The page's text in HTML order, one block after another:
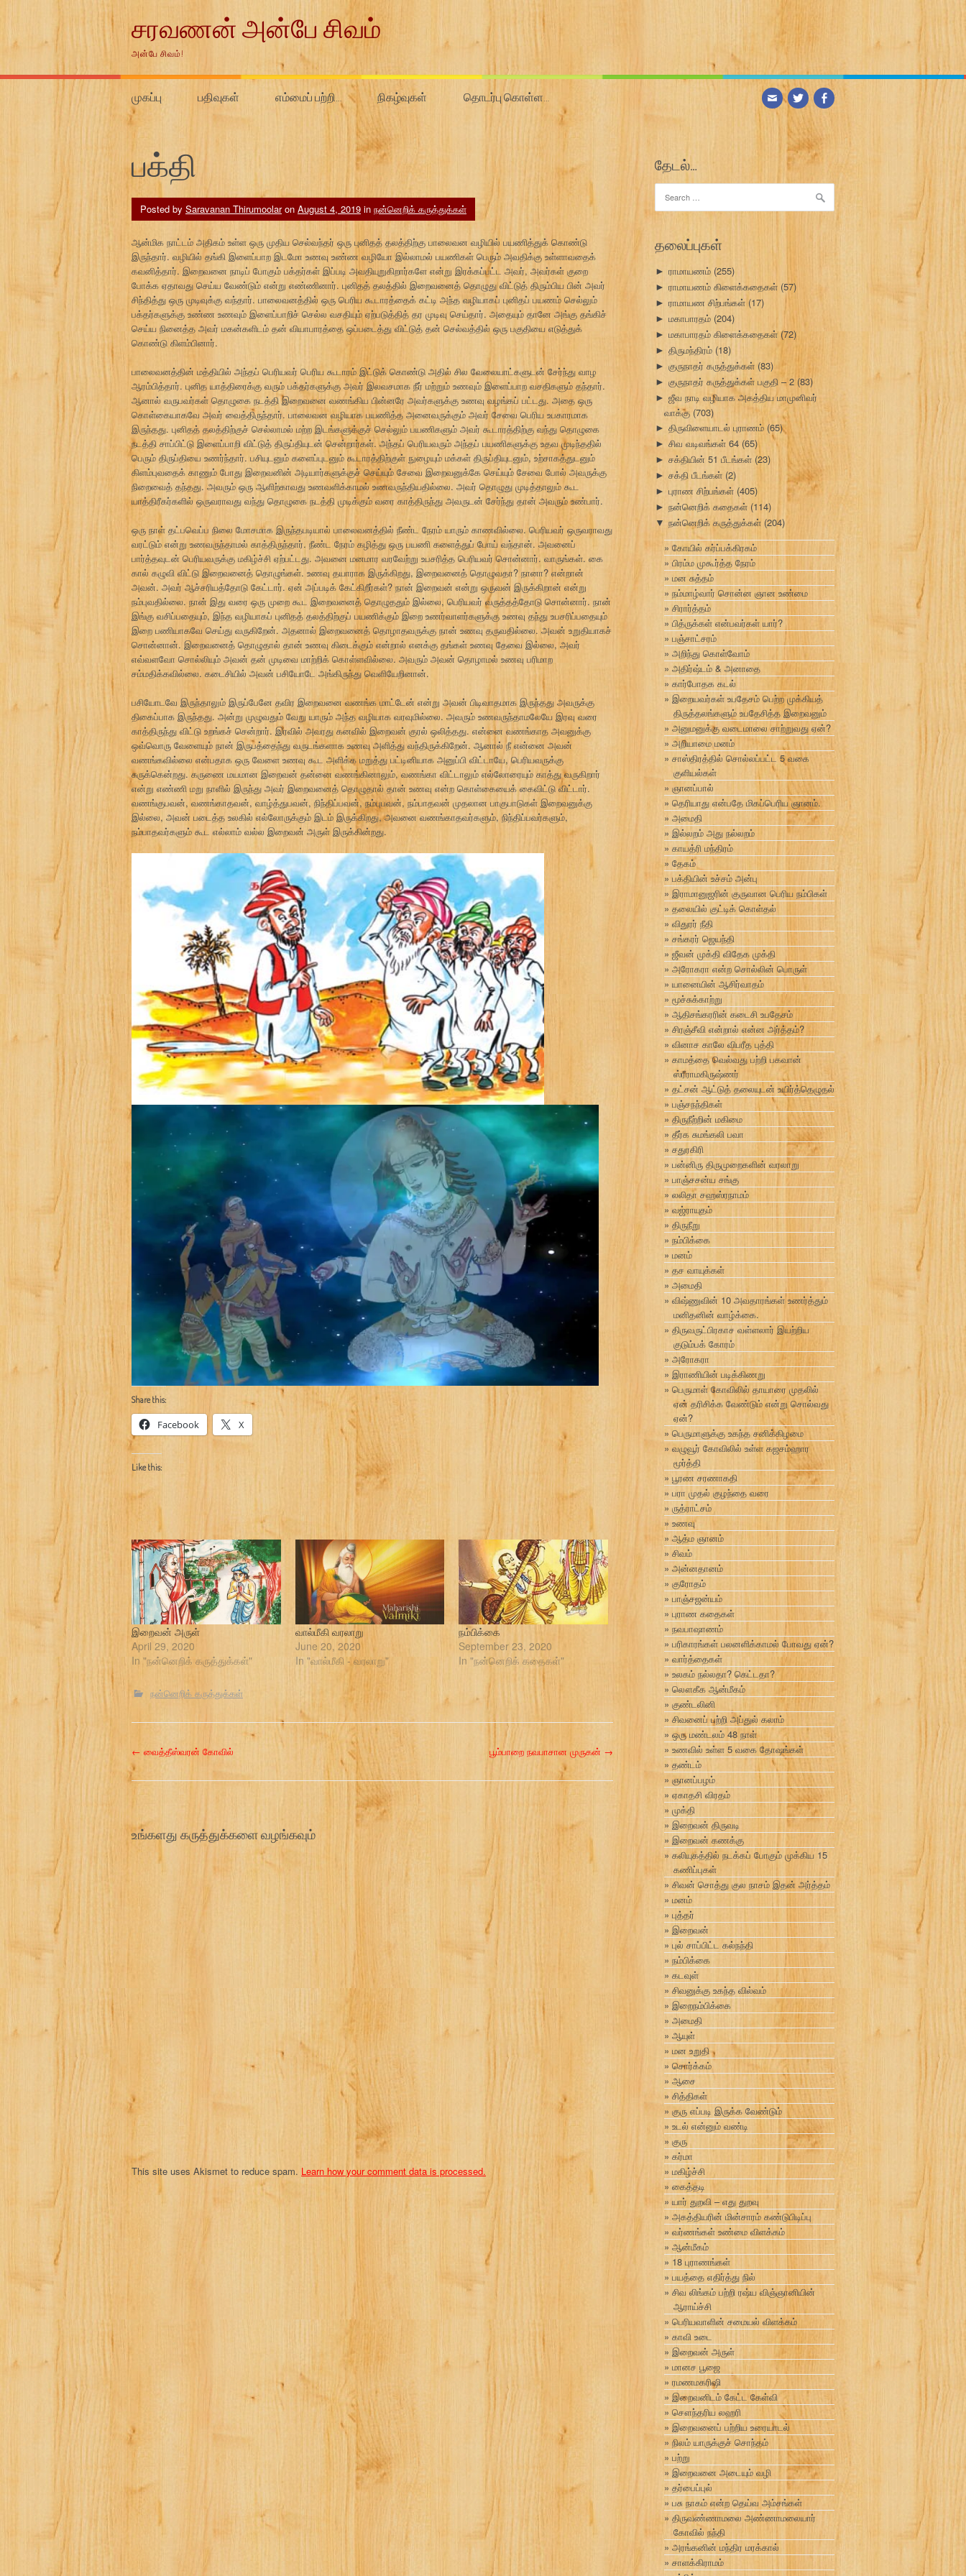
சரவணன் அன்பே சிவம்
அன்பே சிவம்!
முகப்பு பதிவுகள் எம்மைப் பற்றி… நிகழ்வுகள் தொடர்பு கொள்ள…
பக்தி
Posted by Saravanan Thirumoolaron August 4, 2019 in நன்னெறிக் கருத்துக்கள்
ஆன்மிக நாட்டம் அதிகம் உள்ள ஒரு முதிய செல்வந்தர் ஒரு புனிதத் தலத்திற்கு பாலைவன வழியில் பயணித்துக் கொண்டு
இருந்தார். வழியில் தங்கி இளைப்பாற இடமோ உணவு உண்ண வழியோ இல்லாமல் பயணிகள் பெரும் அவதிக்கு உள்ளாவதைக்
கவனித்தார். இறைவனை நாடிப் போகும் பக்தர்கள் இப்படி அவதியுறுகிறார்களே என்று இரக்கப்பட்ட அவர், அவர்கள் குறை
போக்க ஏதாவது செய்ய வேண்டும் என்று எண்ணினார். புனிதத் தலத்தில் இறைவனைத் தொழுது விட்டுத் திரும்பிய பின் அவர்
சிந்தித்து ஒரு முடிவுக்கு வந்தார். பாலைவனத்தில் ஒரு பெரிய கூடாரத்தைக் கட்டி அந்த வழியாகப் புனிதப் பயணம் செல்லும்
பக்தர்களுக்கு உண்ண உணவும் இளைப்பாறிச் செல்ல வசதியும் ஏற்படுத்தித் தர முடிவு செய்தார். அதையும் தானே அங்கு தங்கிச்
செய்ய நினைத்த அவர் மகன்களிடம் தன் வியாபாரத்தை ஒப்படைத்து விட்டுத் தன் செல்வத்தில் ஒரு பகுதியை எடுத்துக்
கொண்டு கிளம்பினார்.
பாலைவனத்தின் மத்தியில் அந்தப் பெரியவர் பெரிய கூடாரம் இட்டுக் கொண்டு அதில் சில வேலையாட்களுடன் சேர்ந்து வாழ
ஆரம்பித்தார். புனித யாத்திரைக்கு வரும் பக்தர்களுக்கு அவர் இலவசமாக நீர் மற்றும் உணவும் இளைப்பாற வசதிகளும் தந்தார்.
ஆனால் வருபவர்கள் தொழுகை நடத்தி இறைவனை வணங்கிய பின்னரே அவர்களுக்கு உணவு வழங்கப் பட்டது. அதை ஒரு
கொள்கையாகவே அவர் வைத்திருந்தார். பாலைவன வழியாக பயணித்த அனைவருக்கும் அவர் சேவை பெரிய உபகாரமாக
இருந்தது. புனிதத் தலத்திற்குச் செல்லாமல் மற்ற இடங்களுக்குச் செல்லும் பயணிகளும் அவர் கூடாரத்திற்கு வந்து தொழுகை
நடத்தி சாப்பிட்டு இளைப்பாறி விட்டுத் திருப்தியுடன் சென்றார்கள். அந்தப் பெரியவரும் அந்தப் பயணிகளுக்கு உதவ முடிந்ததில்
பெரும் திருப்தியை உணர்ந்தார். பசியுடனும் களைப்புடனும் கூடாரத்திற்குள் நுழையும் மக்கள் திருப்தியுடனும், உற்சாகத்துடனும்
கிளம்புவதைக் காணும் போது இறைவனின் அடியார்களுக்குச் செய்யும் சேவை இறைவனுக்கே செய்யும் சேவை போல் அவருக்கு
நிறைவைத் தந்தது. அவரும் ஒரு ஆளிற்காவது உணவளிக்காமல் உணவருந்தியதில்லை. அவர் தொழுது முடித்தாலும் கூட
யாத்திரீகர்களில் ஒருவராவது வந்து தொழுகை நடத்தி முடிக்கும் வரை காத்திருந்து அவருடன் சேர்ந்து தான் அவரும் உண்பார்.
ஒரு நாள் தட்பவெப்ப நிலை மோசமாக இருந்தபடியால் பாலைவனத்தில் நீண்ட நேரம் யாரும் காணவில்லை. பெரியவர் ஒருவராவது
வரட்டும் என்று உணவருந்தாமல் காத்திருந்தார். நீண்ட நேரம் கழித்து ஒரு பயணி களைத்துப் போய் வந்தான். அவனைப்
பார்த்தவுடன் பெரியவருக்கு மகிழ்ச்சி ஏற்பட்டது. அவனை மனமார வரவேற்று உபசரித்த பெரியவர் சொன்னார். வாருங்கள். கை
கால் கழுவி விட்டு இறைவனைத் தொழுங்கள். உணவு தயாராக இருக்கிறது, இறைவனைத் தொழுவதா? நானா? என்றான்
அவன். அவர் ஆச்சரியத்தோடு கேட்டார். ஏன் அப்படிக் கேட்கிறீர்கள்? நான் இறைவன் என்று ஒருவன் இருக்கிறான் என்று
நம்புவதில்லை. நான் இது வரை ஒரு முறை கூட இறைவனைத் தொழுததும் இல்லை, பெரியவர் வருத்தத்தோடு சொன்னார். நான்
இங்கு வசிப்பதையும், இந்த வழியாகப் புனிதத் தலத்திற்குப் பயணிக்கும் இறை உணர்வாளர்களுக்கு உணவு தந்து உபசரிப்பதையும்
இறை பணியாகவே செய்து வருகிறேன். அதனால் இறைவனைத் தொழாதவருக்கு நான் உணவு தருவதில்லை. அவன் உறுதியாகச்
சொன்னான். இறைவனைத் தொழுதால் தான் உணவு கிடைக்கும் என்றால் எனக்கு தங்கள் உணவு தேவை இல்லை, அவர்
எவ்வளவோ சொல்லியும் அவன் தன் முடிவை மாற்றிக் கொள்ளவில்லை. அவரும் அவன் தொழாமல் உணவு பரிமாற
சம்மதிக்கவில்லை. கடைசியில் அவன் பசியோடே அங்கிருந்து வெளியேறினான்.
பசியோடவே இருந்தாலும் இருப்பேனே தவிர இறைவனை வணங்க மாட்டேன் என்று அவன் பிடிவாதமாக இருந்தது அவருக்கு
திகைப்பாக இருந்தது. அன்று முழுவதும் வேறு யாரும் அந்த வழியாக வரவுமில்லை. அவரும் உணவருந்தாமலேயே இரவு வரை
காத்திருந்து விட்டு உறங்கச் சென்றார். இரவில் அவரது கனவில் இறைவன் குரல் ஒலித்தது. என்னை வணங்காத அவனுக்கு
ஒவ்வொரு வேளையும் நான் இருபத்தைந்து வருடங்களாக உணவு அளித்து வந்திருக்கிறேன். ஆனால் நீ என்னை அவன்
வணங்கவில்லை என்பதாக ஒரு வேளை உணவு கூட அளிக்க மறுத்து பட்டினியாக அனுப்பி விட்டாயே, பெரியவருக்கு
சுருக்கென்றது. கருணை மயமான இறைவன் தன்னை வணங்கினாலும், வணங்கா விட்டாலும் எல்லோரையும் காத்து வருகிறார்
என்று எண்ணி மறு நாளில் இருந்து அவர் இறைவனைத் தொழுதால் தான் உணவு என்ற கொள்கையைக் கைவிட்டு விட்டார்.
வணங்குபவன், வணங்காதவன், வாழ்த்துபவன், நிந்திப்பவன், நம்புபவன், நம்பாதவன் முதலான பாகுபாடுகள் இறைவனுக்கு
இல்லை, அவன் படைத்த உலகில் எல்லோருக்கும் இடம் இருக்கிறது, அவனை வணங்காதவர்களும், நிந்திப்பவர்களும்,
நம்பாதவர்களும் கூட எல்லாம் வல்ல இறைவன் அருள் இருக்கின்றது.
Share this:
Facebook X
Like this:
இறைவன் அருள்
April 29, 2020
In "நன்னெறிக் கருத்துக்கள்"
வால்மீகி வரலாறு
June 20, 2020
In "வால்மீகி - வரலாறு"
நம்பிக்கை
September 23, 2020
In "நன்னெறிக் கதைகள்"
நன்னெறிக் கருத்துக்கள்
P
o
s
t
i
o
n
← வைத்தீஸ்வரன் கோவில் பூம்பாறை நவபாசான முருகன் →
உங்களது கருத்துக்களை வழங்கவும்
This site uses Akismet to reduce spam. Learn how your comment data is processed.
தேடல்…
for:
தலைப்புகள்
► ராமாயணம் (255)
► ராமாயணம் கிளைக்கதைகள் (57)
► ராமாயண சிற்பங்கள் (17)
► மகாபாரதம் (204)
► மகாபாரதம் கிளைக்கதைகள்(72)
► திருமந்திரம் (18)
► குருநாதர் கருத்துக்கள் (83)
► குருநாதர் கருத்துக்கள் பகுதி – 2 (83)
► ஜீவ நாடி வழியாக அகத்திய மாமுனிவர்
வாக்கு (703)
► திருவிளையாடல் புராணம் (65)
► சிவ வடிவங்கள் 64 (65)
► சக்தியின் 51 பீடங்கள் (23)
► சக்தி பீடங்கள் (2)
► புராண சிற்பங்கள் (405)
► நன்னெறிக் கதைகள் (114)
▼ நன்னெறிக் கருத்துக்கள் (204)
கோயில் கர்ப்பக்கிரகம்
பிரம்ம முகூர்த்த நேரம்
மன சுத்தம்
நம்மாழ்வார் சொன்ன ஞான உண்மை
சிரார்த்தம்
பித்ருக்கள் என்பவர்கள் யார்?
பஞ்சாட்சரம்
அறிந்து கொள்வோம்
அதிர்ஷ்டம் & அனாதை
கார்போதக கடல்
இறையவர்கள் உபதேசம் பெற்ற முக்கியத்
திருத்தலங்களும் உபதேசித்த இறைவனும்
அனுமனுக்கு வடைமாலை சாற்றுவது ஏன்?
அறியாமை மனம்
சாஸ்திரத்தில் சொல்லப்பட்ட 5 வகை
குளியல்கள்
ஞானப்பால்
தெரியாது என்பதே மிகப்பெரிய ஞானம்.
அமைதி
இல்லறம் அது நல்லறம்
காயத்ரி மந்திரம்
தேகம்
பக்தியின் உச்சம் அன்பு
இராமானுஜரின் குருவான பெரிய நம்பிகள்
தலையில் குட்டிக் கொள்தல்
விதுரர் நீதி
சங்கரர் ஜெயந்தி
ஜீவன் முக்தி விதேக முக்தி
அரோகரா என்ற சொல்லின் பொருள்
யானையின் ஆசிர்வாதம்
மூச்சுக்காற்று
ஆதிசங்கரரின் கடைசி உபதேசம்
சிரஞ்சீவி என்றால் என்ன அர்த்தம்?
வினாச காலே விபரீத புத்தி
காமத்தை வெல்வது பற்றி பகவான்
ஸ்ரீராமகிருஷ்ணர்
தட்சன் ஆட்டுத் தலையுடன் உயிர்த்தெழுதல்
பஞ்சநந்திகள்
திருநீற்றின் மகிமை
தீர்க சுமங்கலி பவா
சதுரகிரி
பன்னிரு திருமுறைகளின் வரலாறு
பாஞ்சசன்ய சங்கு
லலிதா சஹஸ்ரநாமம்
வஜ்ராயுதம்
திருநீறு
நம்பிக்கை
மனம்
தச வாயுக்கள்
அமைதி
விஷ்ணுவின் 10 அவதாரங்கள் உணர்த்தும்
மனிதனின் வாழ்க்கை.
திருவருட்பிரகாச வள்ளலார் இயற்றிய
குடும்பக் கோரம்
அரோகரா
இராணியின் படிக்கிணறு
பெருமாள் கோவிலில் தாயாரை முதலில்
ஏன் தரிசிக்க வேண்டும் என்று சொல்வது
ஏன்?
பெருமாளுக்கு உகந்த சனிக்கிழமை
வழுவூர் கோவிலில் உள்ள கஜசம்ஹார
மூர்த்தி
பூரண சரணாகதி
பரா முதல் குழந்தை வரை
ருத்ராட்சம்
உணவு
ஆத்ம ஞானம்
சிவம்
அன்னதானம்
குரோதம்
பாஞ்சஜன்யம்
புராண கதைகள்
நவபாஷாணம்
பரிகாரங்கள் பலனளிக்காமல் போவது ஏன்?
வார்த்தைகள்
உலகம் நல்லதா? கெட்டதா?
லௌகீக ஆன்மீகம்
குண்டலினி
சிவனைப் பற்றி அப்துல் கலாம்
ஒரு மண்டலம் 48 நாள்
உணவில் உள்ள 5 வகை தோஷங்கள்
தண்டம்
ஞானப்பழம்
ஏகாதசி விரதம்
முக்தி
இறைவன் திருவடி
இறைவன் கணக்கு
கலியுகத்தில் நடக்கப் போகும் முக்கிய 15
கணிப்புகள்
சிவன் சொத்து குல நாசம் இதன் அர்த்தம்
மனம்
புத்தர்
இறைவன்
புல் சாப்பிட்ட கல்நந்தி
நம்பிக்கை
கடவுள்
சிவனுக்கு உகந்த வில்வம்
இறைநம்பிக்கை
அமைதி
ஆயுள்
மன உறுதி
சொர்க்கம்
ஆசை
சித்திகள்
குரு எப்படி இருக்க வேண்டும்
உடல் என்னும் வண்டி
குரு
கர்மா
மகிழ்ச்சி
கைத்தடி
யார் துறவி – எது துறவு
அகத்தியரின் மின்சாரம் கண்டுபிடிப்பு
வர்ணங்கள் உண்மை விளக்கம்
ஆன்மீகம்
18 புராணங்கள்
பயத்தை எதிர்த்து நில்
சிவ லிங்கம் பற்றி ரஷ்ய விஞ்ஞானியின்
ஆராய்ச்சி
பெரியவாளின் சமையல் விளக்கம்
காவி உடை
இறைவன் அருள்
மானச பூஜை
ரமணமகரிஷி
இறைவனிடம் கேட்ட கேள்வி
சௌந்தரிய லஹரி
இறைவனைப் பற்றிய உரையாடல்
நிலம் யாருக்குச் சொந்தம்
பற்று
இறைவனை அடையும் வழி
தர்பைப்புல்
பசு நாகம் என்ற தெய்வ அம்சங்கள்
திருவண்ணாமலை அண்ணாமலையார்
கோவில் நந்தி
அரங்கனின் மந்திர மரக்கால்
சாளக்கிராமம்